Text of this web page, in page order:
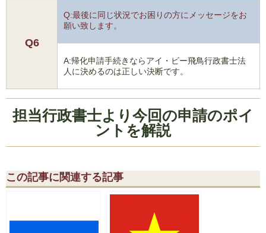
Q6
Q:最後に同じ状況でお困りの方にメッセージをお
願い致します。
A:帰化申請手続きならアイ・ビー飛鳥行政書士法
人に決めるのは正しい決断です。
担当行政書士より今回の申請のポイ
ントを解説
この記事に関連する記事